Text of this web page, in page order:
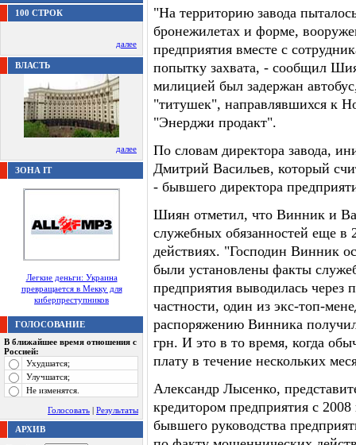
100 СТРОК
далее
ВЛАСТЬ
далее
ЗОНА IT
Легкие деньги: Украина
превращается в Мекку для
киберпреступников
ГОЛОСОВАНИЕ
В ближайшее время отношения с
Россией:
Ухудшатся;
Улучшатся;
Не изменятся.
Голосовать | Результаты
АРХИВ
"На территорию завода
бронежилетах и форме,
предприятия вместе с
попытку захвата, - сообщил
милицией был задержан
"титушек", направлявшихся к
"Энерджи продакт".
По словам директора завода,
Дмитрий Васильев, который
- бывшего директора
Шиян отметил, что Винник и
служебных обязанностей еще в
действиях. "Господин Винник
были установлены факты
предприятия выводилась
частности, один из экс-топ-
распоряжению Винника
грн. И это в то время, когда
плату в течение нескольких
Александр Лысенко,
кредитором предприятия с
бывшего руководства